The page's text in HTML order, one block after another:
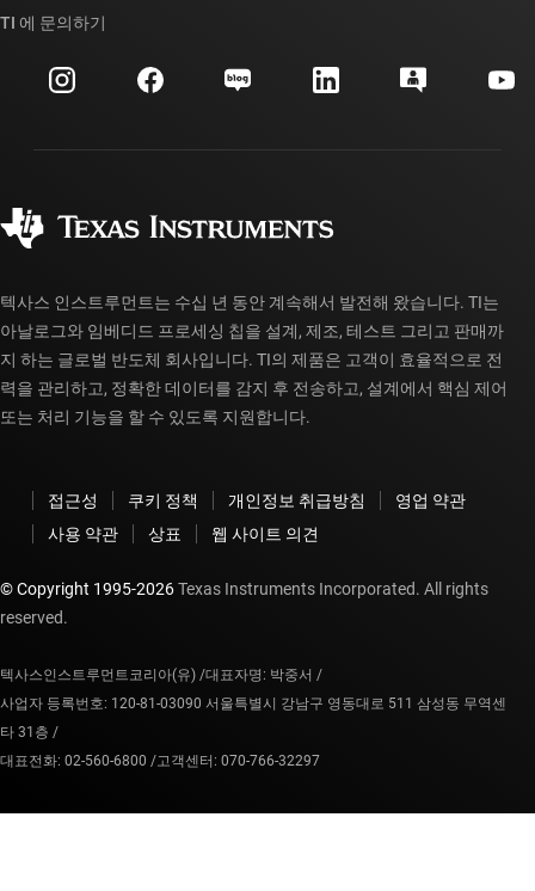
투자 관계
제조
대체품 검색
고객 지원 센터
myTI 계정 FAQ
주문 FAQ
TI 에 문의하기
텍사스 인스트루먼트는 수십 년 동안 계속해서 발전해 왔습니다. TI는
아날로그와 임베디드 프로세싱 칩을 설계, 제조, 테스트 그리고 판매까
지 하는 글로벌 반도체 회사입니다. TI의 제품은 고객이 효율적으로 전
력을 관리하고, 정확한 데이터를 감지 후 전송하고, 설계에서 핵심 제어
또는 처리 기능을 할 수 있도록 지원합니다.
접근성 쿠키 정책 개인정보 취급방침
영업 약관
사용 약관
상표 웹 사이트 의견
© Copyright 1995-2026Texas Instruments Incorporated. All rights
reserved.
텍사스인스트루먼트코리아(유) /대표자명: 박중서 /
사업자 등록번호: 120-81-03090 서울특별시 강남구 영동대로 511 삼성동 무역센
타 31층 /
대표전화: 02-560-6800 /고객센터: 070-766-32297